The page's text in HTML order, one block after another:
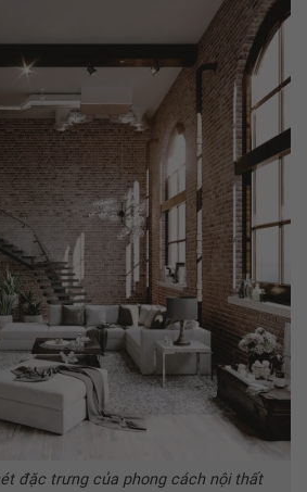
đặc trưng của phong cách nội thất